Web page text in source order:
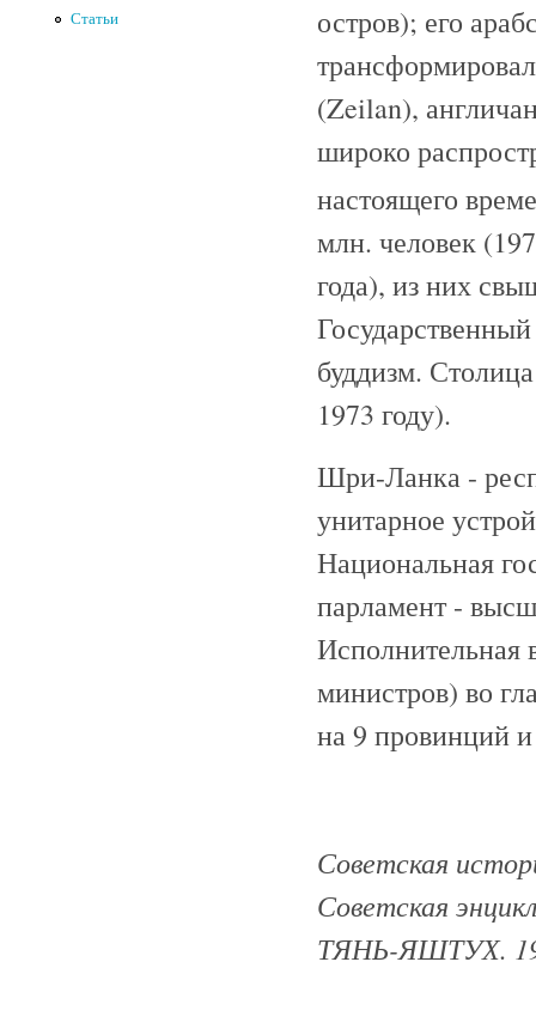
Статьи
остров); его
(Zeilan),
широко
настоящего
млн. человек
года), из них
буддизм.
1973 году).
Шри-Ланка -
унитарное
Национальная
парламент -
Исполнительная
министров) во
на 9 провинций
Советская
Советская
ТЯНЬ-ЯШТУХ.